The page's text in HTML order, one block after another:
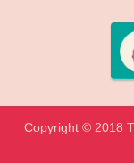
Copyright © 2018